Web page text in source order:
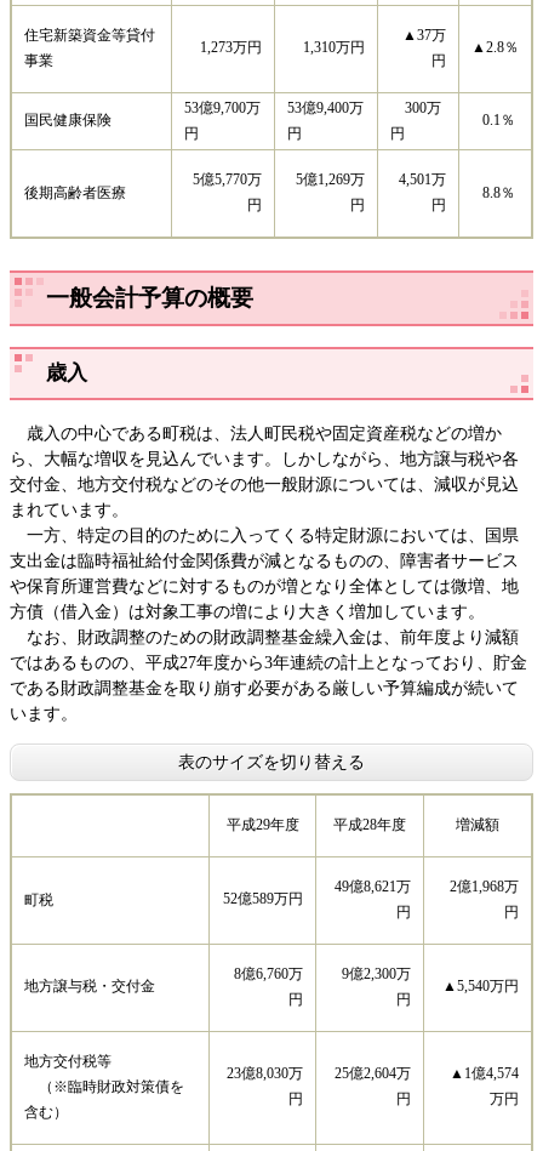
住宅新築資金等貸付
事業
1,273万円 1,310万円
▲37万
円
▲2.8％
国民健康保険
53億9,700万
円
53億9,400万
円
300万
円
0.1％
後期高齢者医療
5億5,770万
円
5億1,269万
円
4,501万
円
8.8％
一般会計予算の概要
歳入
歳入の中心である町税は、法人町民税や固定資産税などの増か
ら、大幅な増収を見込んでいます。しかしながら、地方譲与税や各
交付金、地方交付税などのその他一般財源については、減収が見込
まれています。
一方、特定の目的のために入ってくる特定財源においては、国県
支出金は臨時福祉給付金関係費が減となるものの、障害者サービス
や保育所運営費などに対するものが増となり全体としては微増、地
方債（借入金）は対象工事の増により大きく増加しています。
なお、財政調整のための財政調整基金繰入金は、前年度より減額
ではあるものの、平成27年度から3年連続の計上となっており、貯金
である財政調整基金を取り崩す必要がある厳しい予算編成が続いて
います。
表のサイズを切り替える
平成29年度 平成28年度 増減額
町税 52億589万円
49億8,621万
円
2億1,968万
円
地方譲与税・交付金
8億6,760万
円
9億2,300万
円
▲5,540万円
地方交付税等
（※臨時財政対策債を
含む）
23億8,030万
円
25億2,604万
円
▲1億4,574
万円